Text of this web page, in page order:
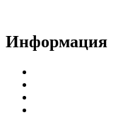
Информация